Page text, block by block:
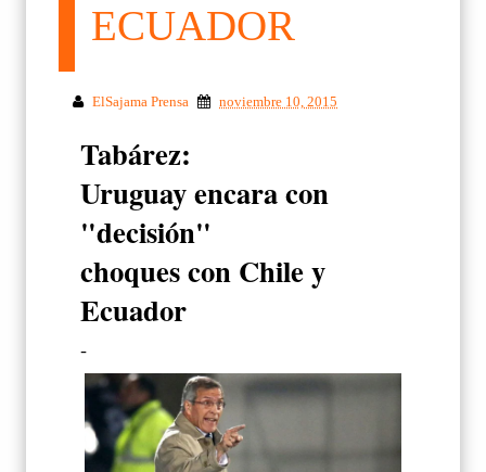
ECUADOR
ElSajama Prensa noviembre 10, 2015
Tabárez:
Uruguay encara con
"decisión"
choques con Chile y
Ecuador
-